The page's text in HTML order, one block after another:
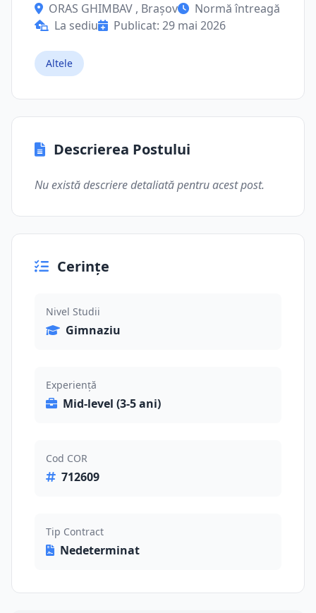
ORAS GHIMBAV , Brașov
Normă întreagă
La sediu
Publicat: 29 mai 2026
Altele
Descrierea Postului
Nu există descriere detaliată pentru acest post.
Cerințe
Nivel Studii
Gimnaziu
Experiență
Mid-level (3-5 ani)
Cod COR
712609
Tip Contract
Nedeterminat